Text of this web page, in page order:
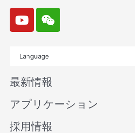
Y
o
u
b
e
W
e
i
n
Language
最新情報
アプリケーション
採用情報